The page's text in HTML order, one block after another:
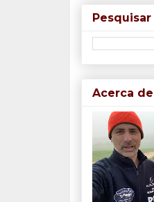
Acerca